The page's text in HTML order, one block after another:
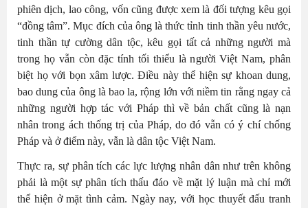
phiên dịch, lao công, vốn cũng được xem là đối tượng kêu gọi
“đồng tâm”. Mục đích của ông là thức tỉnh tinh thần yêu nước,
tinh thần tự cường dân tộc, kêu gọi tất cả những người mà
trong họ vẫn còn đặc tính tối thiểu là người Việt Nam, phân
biệt họ với bọn xâm lược. Điều này thể hiện sự khoan dung,
bao dung của ông là bao la, rộng lớn với niềm tin rằng ngay cả
những người hợp tác với Pháp thì về bản chất cũng là nạn
nhân trong ách thống trị của Pháp, do đó vẫn có ý chí chống
Pháp và ở điểm này, vẫn là dân tộc Việt Nam.
Thực ra, sự phân tích các lực lượng nhân dân như trên không
phải là một sự phân tích thấu đáo về mặt lý luận mà chỉ mới
thể hiện ở mặt tình cảm. Ngày nay, với học thuyết đấu tranh